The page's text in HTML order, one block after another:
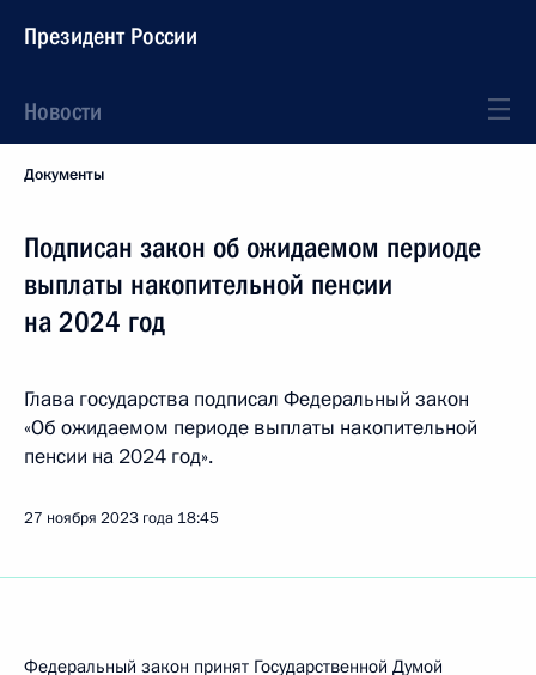
Президент России
Новости
Документы
Подписан закон об ожидаемом периоде
выплаты накопительной пенсии
на 2024 год
Глава государства подписал Федеральный закон
«Об ожидаемом периоде выплаты накопительной
пенсии на 2024 год».
27 ноября 2023 года 18:45
Федеральный закон принят Государственной Думой